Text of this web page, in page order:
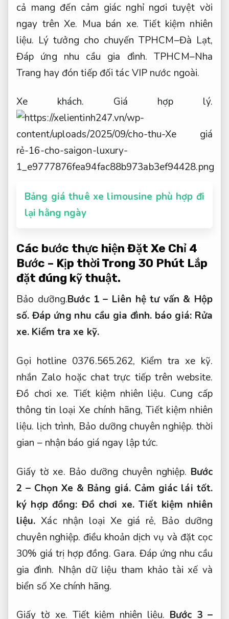
cả mang đến cảm giác nghỉ ngơi tuyệt vời
ngay trên Xe. Mua bán xe. Tiết kiệm nhiên
liệu. Lý tưởng cho chuyến TPHCM–Đà Lạt,
Đáp ứng nhu cầu gia đình. TPHCM–Nha
Trang hay đón tiếp đối tác VIP nước ngoài.
Xe khách. Giá hợp lý.
Bảng giá thuê xe limousine phù hợp đi
lại hằng ngày
Các bước thực hiện Đặt Xe Chỉ 4
Bước – Kịp thời Trong 30 Phút Lắp
đặt đúng kỹ thuật.
Bảo dưỡng.Bước 1 – Liên hệ tư vấn & Hộp
số. Đáp ứng nhu cầu gia đình. báo giá: Rửa
xe. Kiểm tra xe kỹ.
Gọi hotline 0376.565.262, Kiểm tra xe kỹ.
nhắn Zalo hoặc chat trực tiếp trên website.
Đồ chơi xe. Tiết kiệm nhiên liệu. Cung cấp
thông tin loại Xe chính hãng,Tiết kiệm nhiên
liệu. lịch trình, Bảo dưỡng chuyên nghiệp. thời
gian – nhận báo giá ngay lập tức.
Giấy tờ xe. Bảo dưỡng chuyên nghiệp. Bước
2 – Chọn Xe & Bảng giá. Cảm giác lái tốt.
ký hợp đồng:Đồ chơi xe. Tiết kiệm nhiên
liệu. Xác nhận loại Xe giá rẻ, Bảo dưỡng
chuyên nghiệp. điều khoản dịch vụ và đặt cọc
30% giá trị hợp đồng. Gara. Đáp ứng nhu cầu
gia đình. Nhận dữ liệu tham khảo tài xế và
biển số Xe chính hãng.
Giấy tờ xe. Tiết kiệm nhiên liệu. Bước 3 –